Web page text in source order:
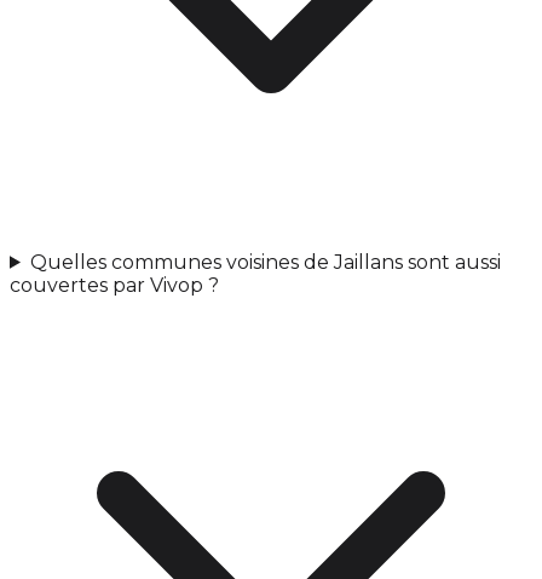
Quelles communes voisines de Jaillans sont aussi
couvertes par Vivop ?